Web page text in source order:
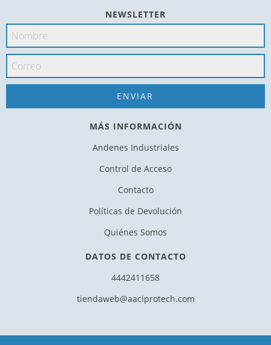
NEWSLETTER
MÁS INFORMACIÓN
Andenes Industriales
Control de Acceso
Contacto
Políticas de Devolución
Quiénes Somos
DATOS DE CONTACTO
4442411658
tiendaweb@aaciprotech.com